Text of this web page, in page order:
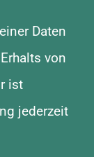
Daten
von
ist
jederzeit